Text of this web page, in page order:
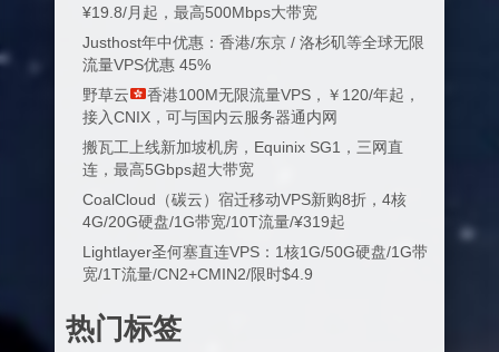
¥19.8/月起，最高500Mbps大带宽
Justhost年中优惠：香港/东京 / 洛杉矶等全球无限
流量VPS优惠 45%
野草云
香港100M无限流量VPS，￥120/年起，
接入CNIX，可与国内云服务器通内网
搬瓦工上线新加坡机房，Equinix SG1，三网直
连，最高5Gbps超大带宽
CoalCloud（碳云）宿迁移动VPS新购8折，4核
4G/20G硬盘/1G带宽/10T流量/¥319起
Lightlayer圣何塞直连VPS：1核1G/50G硬盘/1G带
宽/1T流量/CN2+CMIN2/限时$4.9
热门标签